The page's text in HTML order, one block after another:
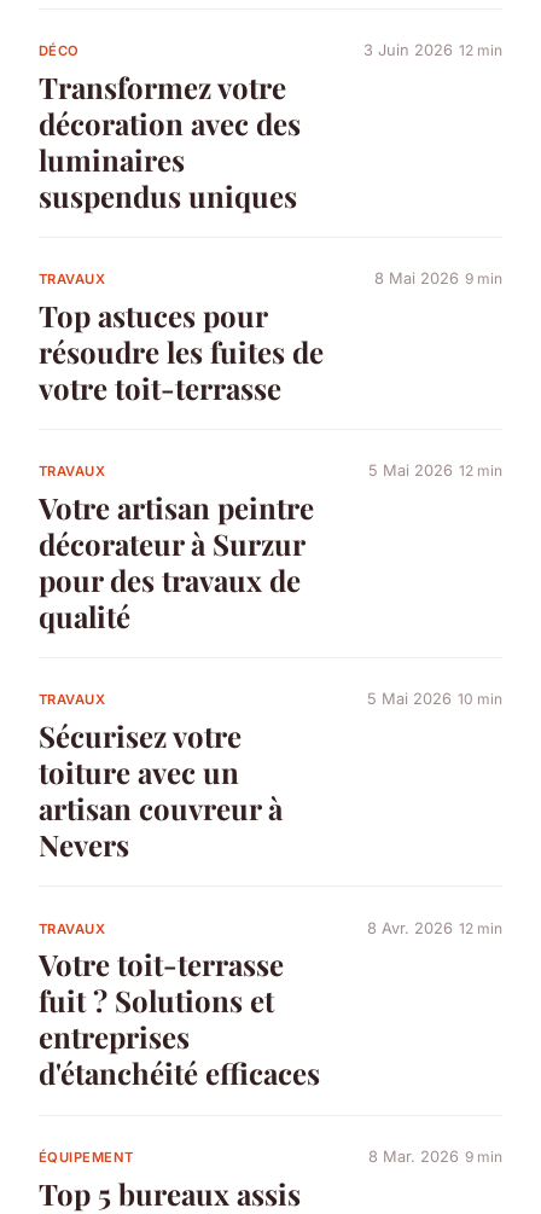
DÉCO
Transformez votre
décoration avec des
luminaires
suspendus uniques
3 Juin 2026 12 min
TRAVAUX
Top astuces pour
résoudre les fuites de
votre toit-terrasse
8 Mai 2026 9 min
TRAVAUX
Votre artisan peintre
décorateur à Surzur
pour des travaux de
qualité
5 Mai 2026 12 min
TRAVAUX
Sécurisez votre
toiture avec un
artisan couvreur à
Nevers
5 Mai 2026 10 min
TRAVAUX
Votre toit-terrasse
fuit ? Solutions et
entreprises
d'étanchéité efficaces
8 Avr. 2026 12 min
ÉQUIPEMENT
Top 5 bureaux assis
8 Mar. 2026 9 min